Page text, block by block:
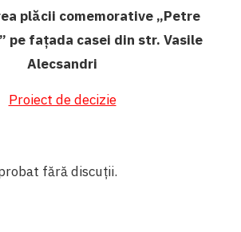
plăcii comemorative „Petre
pe fațada casei din str. Vasile
Alecsandri
Proiect de decizie
fără discuții.